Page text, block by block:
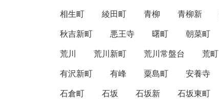
相生町 綾田町 青柳 青柳新
秋吉新町
悪王寺 曙町 朝菜町
荒川
荒川新町 荒川常盤台 荒町
有沢新町
有峰 粟島町 安養寺
石倉町
石坂 石坂新 石坂東町